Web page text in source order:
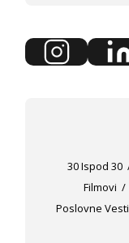
30 Ispod 30
Filmovi
Poslovne Vesti